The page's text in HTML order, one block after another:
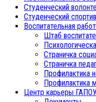
Студенческий
Студенческий
Воспитательная
Штаб
Страничка
Страничка
Профилактика
Профилактика
Центр карьеры